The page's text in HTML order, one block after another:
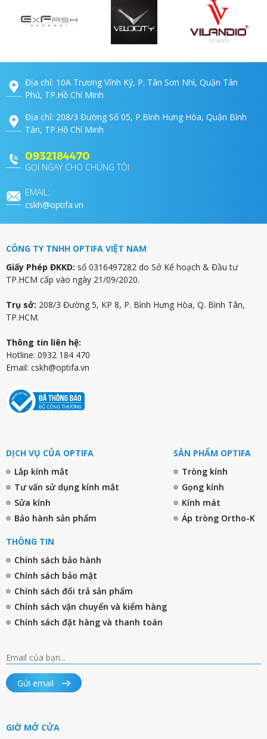
Địa chỉ: 10A Trương Vĩnh Ký, P. Tân Sơn Nhì, Quận Tân
Phú, TP.Hồ Chí Minh
Địa chỉ: 208/3 Đường Số 05, P.Bình Hưng Hòa, Quận Bình
Tân, TP.Hồ Chí Minh
0932184470
GỌI NGAY CHO CHÚNG TÔI
EMAIL:
cskh@optifa.vn
CÔNG TY TNHH OPTIFA VIỆT NAM
Giấy Phép ĐKKD: số 0316497282 do Sở Kế hoạch & Đầu tư
TP.HCM cấp vào ngày 21/09/2020.
Trụ sở: 208/3 Đường 5, KP 8, P. Bình Hưng Hòa, Q. Bình Tân,
TP.HCM.
Thông tin liên hệ:
Hotline: 0932 184 470
Email: cskh@optifa.vn
DỊCH VỤ CỦA OPTIFA
Lắp kính mắt
Tư vấn sử dụng kính mắt
Sửa kính
Bảo hành sản phẩm
SẢN PHẨM OPTIFA
Tròng kính
Gọng kính
Kính mát
Áp tròng Ortho-K
THÔNG TIN
Chính sách bảo hành
Chính sách bảo mật
Chính sách đổi trả sản phẩm
Chính sách vận chuyển và kiểm hàng
Chính sách đặt hàng và thanh toán
Gửi email
GIỜ MỞ CỬA